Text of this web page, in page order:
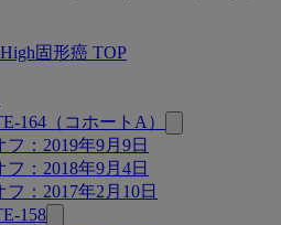
固形癌 TOP
164（コホートA）
：2019年9月9日
：2018年9月4日
：2017年2月10日
158